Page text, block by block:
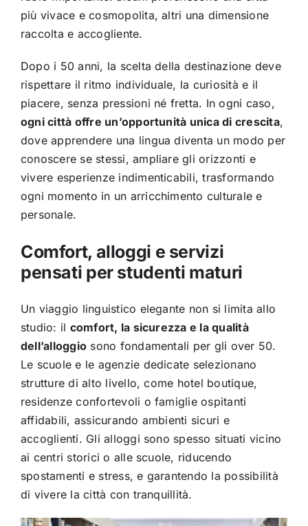
più vivace e cosmopolita, altri una dimensione
raccolta e accogliente.
Dopo i 50 anni, la scelta della destinazione deve
rispettare il ritmo individuale, la curiosità e il
piacere, senza pressioni né fretta. In ogni caso,
ogni città offre un’opportunità unica di crescita,
dove apprendere una lingua diventa un modo per
conoscere se stessi, ampliare gli orizzonti e
vivere esperienze indimenticabili, trasformando
ogni momento in un arricchimento culturale e
personale.
Comfort, alloggi e servizi
pensati per studenti maturi
Un viaggio linguistico elegante non si limita allo
studio: il comfort, la sicurezza e la qualità
dell’alloggio sono fondamentali per gli over 50.
Le scuole e le agenzie dedicate selezionano
strutture di alto livello, come hotel boutique,
residenze confortevoli o famiglie ospitanti
affidabili, assicurando ambienti sicuri e
accoglienti. Gli alloggi sono spesso situati vicino
ai centri storici o alle scuole, riducendo
spostamenti e stress, e garantendo la possibilità
di vivere la città con tranquillità.